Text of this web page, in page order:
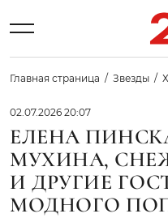
Главная страница Звезды
02.07.2026 20:07
ЕЛЕНА
МУХИНА,
И ДРУГИЕ
МОДНОГО